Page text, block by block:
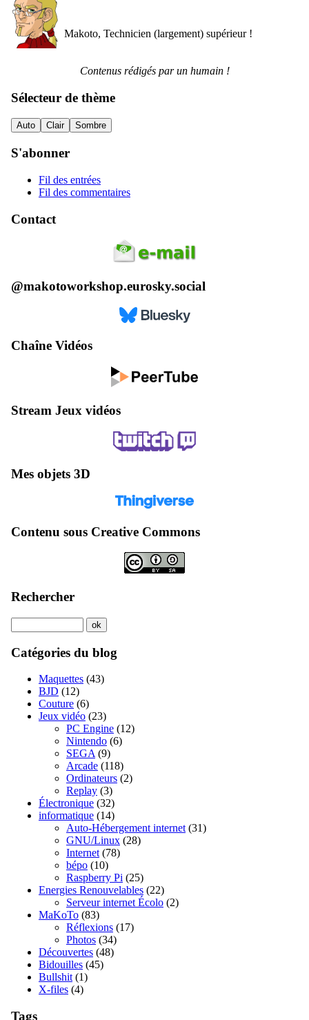
Makoto, Technicien (largement) supérieur !
Contenus rédigés par un humain !
Sélecteur de thème
Auto Clair Sombre
S'abonner
Fil des entrées
Fil des commentaires
Contact
@makotoworkshop.eurosky.social
Chaîne Vidéos
Stream Jeux vidéos
Mes objets 3D
Contenu sous Creative Commons
Rechercher
Catégories du blog
Maquettes (43)
BJD (12)
Couture (6)
Jeux vidéo (23)
PC Engine (12)
Nintendo (6)
SEGA (9)
Arcade (118)
Ordinateurs (2)
Replay (3)
Électronique (32)
informatique (14)
Auto-Hébergement internet (31)
GNU/Linux (28)
Internet (78)
bépo (10)
Raspberry Pi (25)
Energies Renouvelables (22)
Serveur internet Écolo (2)
MaKoTo (83)
Réflexions (17)
Photos (34)
Découvertes (48)
Bidouilles (45)
Bullshit (1)
X-files (4)
Tags